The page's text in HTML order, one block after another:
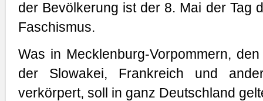
der Bevölkerung ist der 8. Mai der Tag
Faschismus.
Was in Mecklenburg-Vorpommern,
der Slowakei, Frankreich und
verkörpert, soll in ganz Deutschland